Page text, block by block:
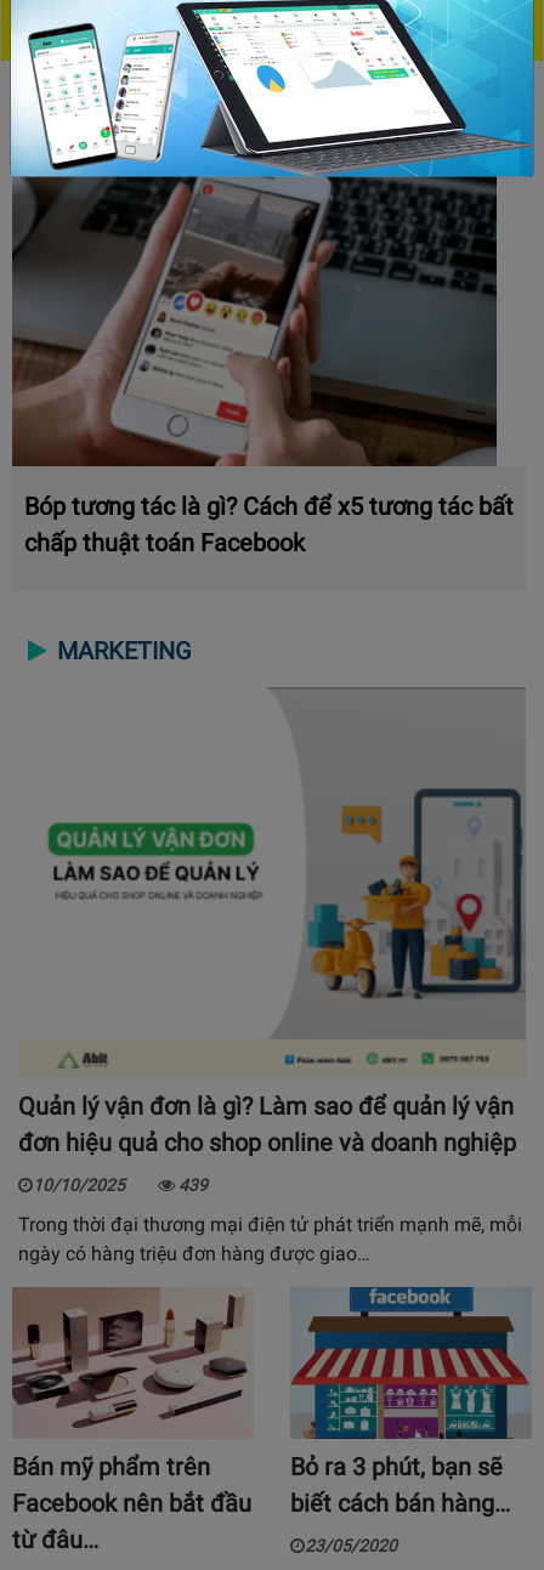
CHỦ ĐỀ HOT
Bóp tương tác là gì? Cách để x5 tương tác bất
chấp thuật toán Facebook
MARKETING
Quản lý vận đơn là gì? Làm sao để quản lý vận
đơn hiệu quả cho shop online và doanh nghiệp
10/10/2025 439
Trong thời đại thương mại điện tử phát triển mạnh mẽ, mỗi
ngày có hàng triệu đơn hàng được giao…
Bán mỹ phẩm trên
Facebook nên bắt đầu
từ đâu…
Bỏ ra 3 phút, bạn sẽ
biết cách bán hàng…
23/05/2020